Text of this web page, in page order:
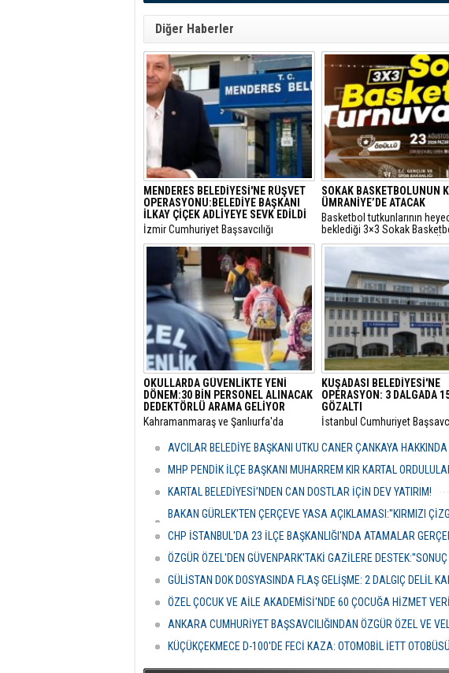
Diğer Haberler
MENDERES BELEDİYESİ'NE RÜŞVET
OPERASYONU:BELEDİYE BAŞKANI
İLKAY ÇİÇEK ADLİYEYE SEVK EDİLDİ
​İzmir Cumhuriyet Başsavcılığı
tarafından yürütülen 'rüşvet' ve 'irtikap'
soruşturması kapsamında gözaltına
alınan Menderes Belediye Başkanı İlkay
Çiçek’in de aralarında bulunduğu 16
şüpheli adliyeye sevk edildi.
SOKAK BASKETBOLUNUN
ÜMRANİYE’DE ATACAK
Basketbol tutkunlarının
beklediği 3×3 Sokak
Turnuvası, bu yıl 7’nci kez
OKULLARDA GÜVENLİKTE YENİ
DÖNEM:30 BİN PERSONEL ALINACAK
DEDEKTÖRLÜ ARAMA GELİYOR
​Kahramanmaraş ve Şanlıurfa'da
ardından eğitim kurumlarındaki
güvenlik önlemleri baştan aşağı
yenileniyor.
KUŞADASI BELEDİYESİ'NE
OPERASYON: 3 DALGADA
GÖZALTI
​İstanbul Cumhuriyet
"rüşvet" ve "irtikap"
Kuşadası Belediyesi’ne
dalga operasyonu
AVCILAR BELEDİYE BAŞKANI UTKU CANER ÇANKAYA
MHP PENDİK İLÇE BAŞKANI MUHARREM KIR KARTAL
KARTAL BELEDİYESİ’NDEN CAN DOSTLAR İÇİN DEV YATIRIM!
BAKAN GÜRLEK'TEN ÇERÇEVE YASA AÇIKLAMASI:''KIRMIZI
HASSASİYETİDİR''
CHP İSTANBUL'DA 23 İLÇE BAŞKANLIĞI'NDA ATAMALAR
ÖZGÜR ÖZEL'DEN GÜVENPARK'TAKİ GAZİLERE
GÜLİSTAN DOK DOSYASINDA FLAŞ GELİŞME: 2 DALGIÇ DELİL
ÖZEL ÇOCUK VE AİLE AKADEMİSİ'NDE 60 ÇOCUĞA HİZMET
ANKARA CUMHURİYET BAŞSAVCILIĞINDAN ÖZGÜR ÖZEL VE
KÜÇÜKÇEKMECE D-100'DE FECİ KAZA: OTOMOBİL İETT